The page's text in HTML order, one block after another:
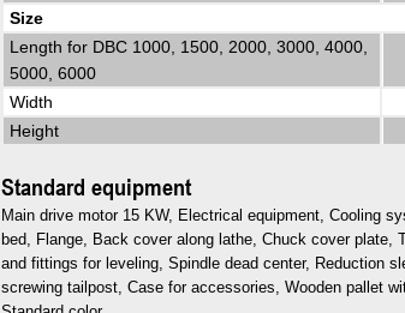
Size
Length for DBC 1000, 1500, 2000, 3000, 4000,
5000, 6000
Width
Height
Standard equipment
Main drive motor 15 KW, Electrical equipment, Cooling
bed, Flange, Back cover along lathe, Chuck cover plate,
and fittings for leveling, Spindle dead center, Reduction
screwing tailpost, Case for accessories, Wooden pallet